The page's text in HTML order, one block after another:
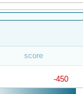
score
-450